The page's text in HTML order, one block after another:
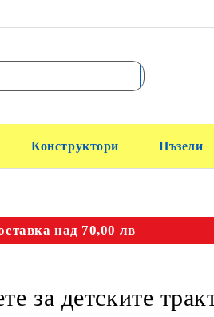
Конструктори Пъзели
над 70,00 лв
за детските